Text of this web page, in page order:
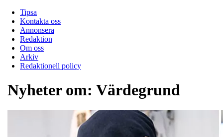
Tipsa
Kontakta oss
Annonsera
Redaktion
Om oss
Arkiv
Redaktionell policy
Nyheter om: Värdegrund